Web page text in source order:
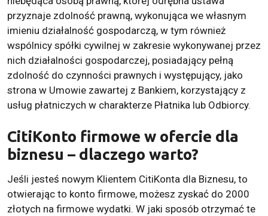
przyznaje zdolność prawną, wykonująca we własnym
imieniu działalność gospodarczą, w tym również
wspólnicy spółki cywilnej w zakresie wykonywanej przez
nich działalności gospodarczej, posiadający pełną
zdolność do czynności prawnych i występujący, jako
strona w Umowie zawartej z Bankiem, korzystający z
usług płatniczych w charakterze Płatnika lub Odbiorcy.
CitiKonto firmowe w ofercie dla
biznesu – dlaczego warto?
Jeśli jesteś nowym Klientem CitiKonta dla Biznesu, to
otwierając to konto firmowe, możesz zyskać do 2000
złotych na firmowe wydatki. W jaki sposób otrzymać te